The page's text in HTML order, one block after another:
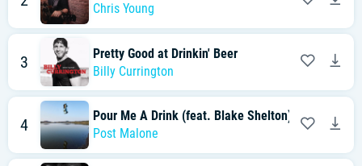
Chris Young
3
Pretty Good at Drinkin' Beer
Billy Currington
4
Pour Me A Drink (feat. Blake Shelton)
Post Malone